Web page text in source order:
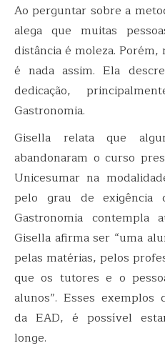
Ao perguntar sobre a
alega que muitas
distância é moleza.
é nada assim. Ela
dedicação,
Gastronomia.
Gisella relata que
abandonaram o curso
Unicesumar na
pelo grau de
Gastronomia contempla
Gisella afirma ser “uma
pelas matérias, pelos
que os tutores e o
alunos”. Esses exemplos
da EAD, é possível
longe.